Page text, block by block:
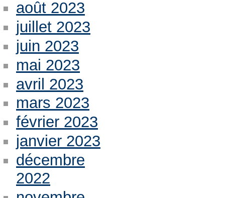
août 2023
juillet 2023
juin 2023
mai 2023
avril 2023
mars 2023
février 2023
janvier 2023
décembre
2022